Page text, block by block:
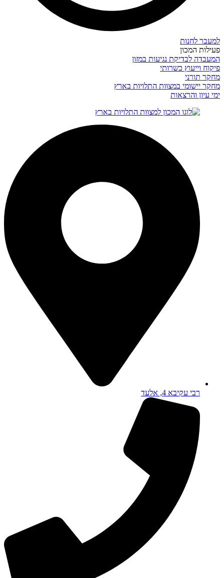
למעבר לחנות
פעילות המכון
המעבדה לבדיקת נגיעות במזון
פיקוח וייעוץ כשרותי
מחקר תורני
מחקר יישומי במצוות התלויות בארץ
ימי עיון והרצאות
רבי עקיבא 4, אלעד